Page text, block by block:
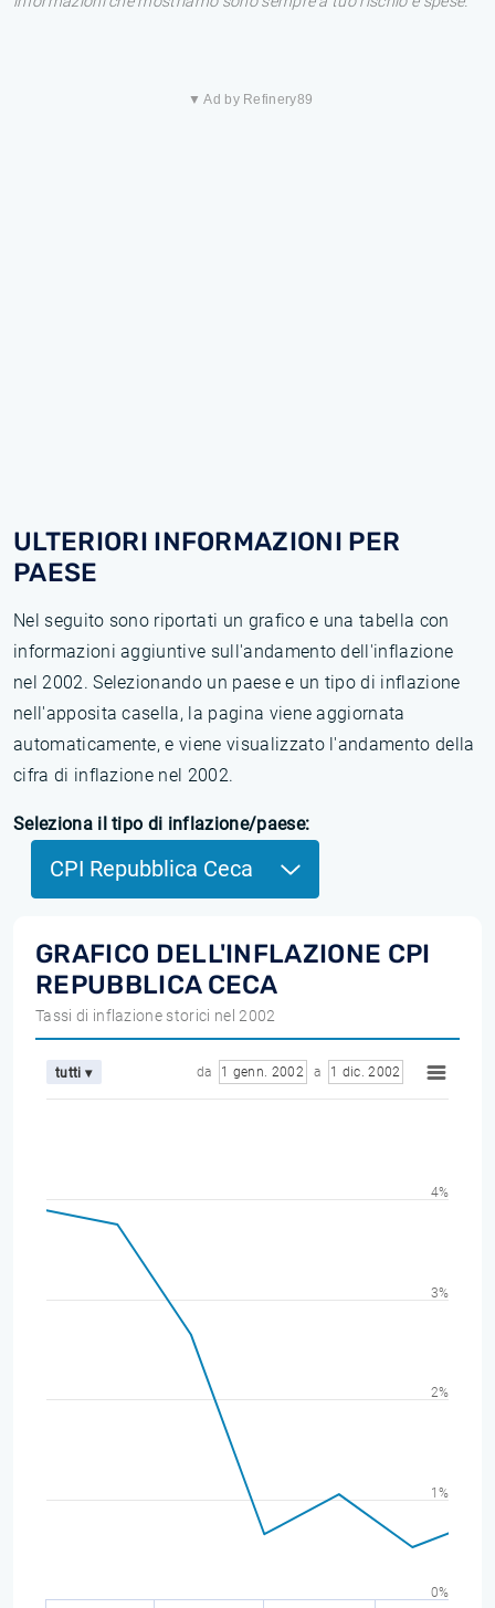
▼ Ad by Refinery89
ULTERIORI INFORMAZIONI PER
PAESE
Nel seguito sono riportati un grafico e una tabella con
informazioni aggiuntive sull'andamento dell'inflazione
nel 2002. Selezionando un paese e un tipo di inflazione
nell'apposita casella, la pagina viene aggiornata
automaticamente, e viene visualizzato l'andamento della
cifra di inflazione nel 2002.
Seleziona il tipo di inflazione/paese:
CPI Repubblica Ceca
GRAFICO DELL'INFLAZIONE CPI
REPUBBLICA CECA
Tassi di inflazione storici nel 2002
tutti ▾ da 1 genn. 2002 a 1 dic. 2002
0%
1%
2%
3%
4%